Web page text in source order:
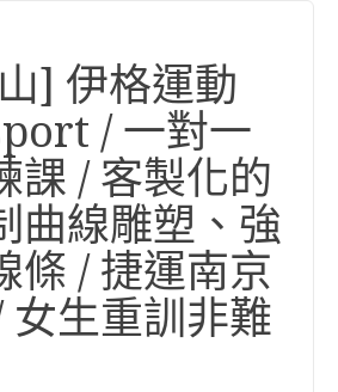
] 伊格運動
/ 一對一
課 / 客製化的
曲線雕塑、強
條 / 捷運南京
女生重訓非難